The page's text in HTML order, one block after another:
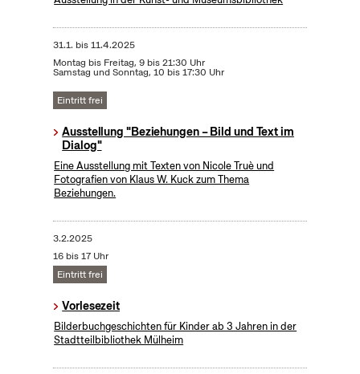
31.1. bis11.4.2025
Montag bis Freitag, 9 bis 21:30 Uhr
Samstag und Sonntag, 10 bis 17:30 Uhr
Eintritt frei
Ausstellung "Beziehungen – Bild und Text im
Dialog"
Eine Ausstellung mit Texten von Nicole Truè und
Fotografien von Klaus W. Kuck zum Thema
Beziehungen.
3.2.2025
16 bis 17 Uhr
Eintritt frei
Vorlesezeit
Bilderbuchgeschichten für Kinder ab 3 Jahren in der
Stadtteilbibliothek Mülheim